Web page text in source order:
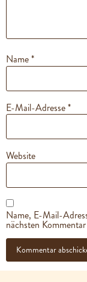
Name*
E-Mail-Adresse*
Website
Name, E-Mail-
nächsten